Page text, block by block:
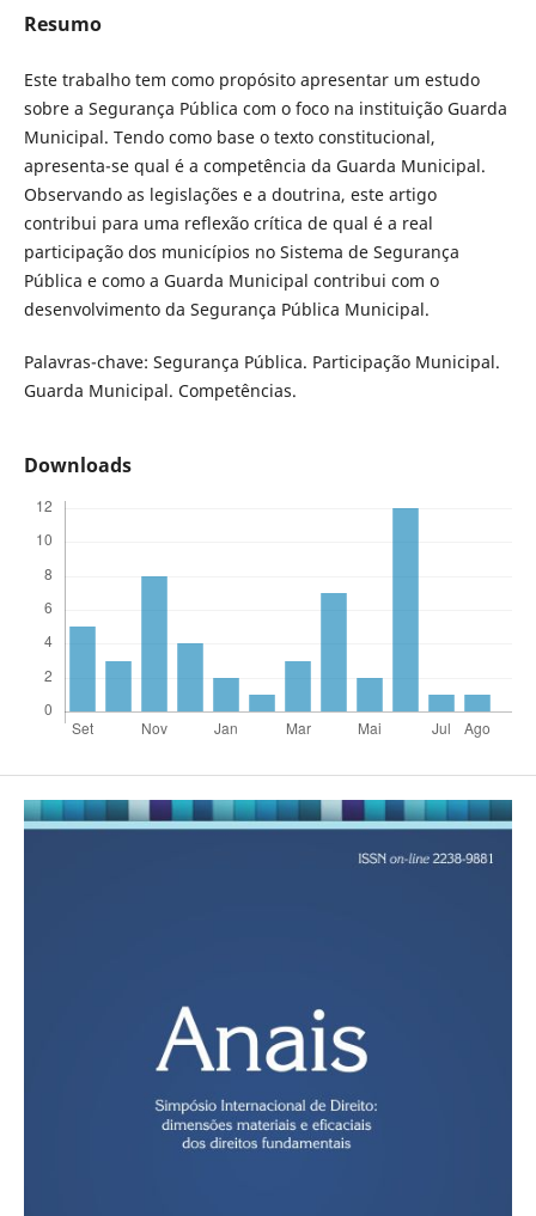
Resumo
Este trabalho tem como propósito apresentar um estudo
sobre a Segurança Pública com o foco na instituição Guarda
Municipal. Tendo como base o texto constitucional,
apresenta-se qual é a competência da Guarda Municipal.
Observando as legislações e a doutrina, este artigo
contribui para uma reflexão crítica de qual é a real
participação dos municípios no Sistema de Segurança
Pública e como a Guarda Municipal contribui com o
desenvolvimento da Segurança Pública Municipal.
Palavras-chave: Segurança Pública. Participação Municipal.
Guarda Municipal. Competências.
Downloads